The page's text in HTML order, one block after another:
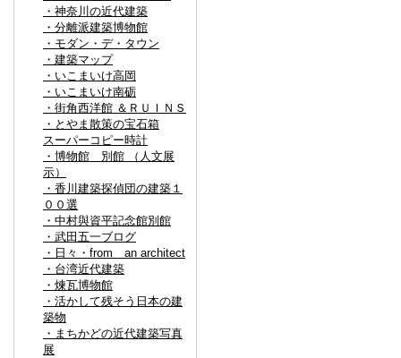
・神奈川の近代建築
・分離派建築博物館
・モダン・デ・タウン
・建築マップ
・いこまいけ高岡
・いこまいけ南砺
・街角西洋館 ＆ＲＵＩＮＳ
・とやま散策の宝石箱
スーパーコピー時計
・博物館 別館 （人文展
示）
・香川建築探偵団の建築１
００選
・中村與資平記念館別館
・武田五一ブログ
・日々・from an architect
・台湾近代建築
・煉瓦博物館
・活かして残そう日本の建
築物
・まちかどの近代建築写真
展